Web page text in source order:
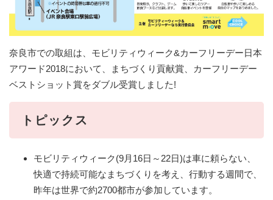
奈良市での取組は、モビリティウィーク&カーフリーデー日本
アワード2018において、まちづくり貢献賞、カーフリーデー
ベストショット賞をダブル受賞しました!
トピックス
モビリティウィーク(9月16日～22日)は車に頼らない、
快適で持続可能なまちづくりを考え、行動する週間で、
昨年は世界で約2700都市が参加しています。